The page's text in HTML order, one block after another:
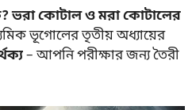
ভরা কোটাল ও মরা কোটালের
ভূগোলের তৃতীয় অধ্যায়ের
– আপনি পরীক্ষার জন্য তৈরী